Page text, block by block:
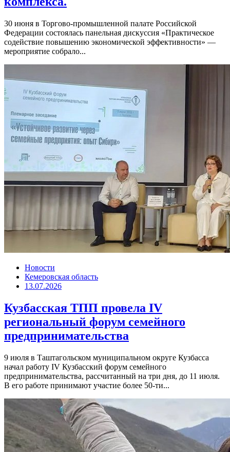
30 июня в Торгово-промышленной палате Российской
Федерации состоялась панельная дискуссия «Практическое
содействие повышению экономической эффективности» —
мероприятие собрало...
Новости
Кемеровская область
13.07.2026
Кузбасская ТПП провела IV
региональный форум семейного
предпринимательства
9 июля в Таштагольском муниципальном округе Кузбасса
начал работу IV Кузбасский форум семейного
предпринимательства, рассчитанный на три дня, до 11 июля.
В его работе принимают участие более 50-ти...